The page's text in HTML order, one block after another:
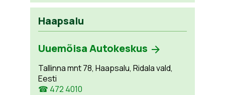
Haapsalu
Uuemõisa Autokeskus
Tallinna mnt 78, Haapsalu, Ridala vald,
Eesti
☎ 472 4010